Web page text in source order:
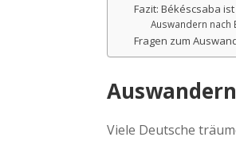
Fazit: Békéscsaba
Auswandern nach
Fragen zum
Viele Deutsche